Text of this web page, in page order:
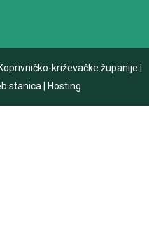
križevačke županije
stanica Hosting